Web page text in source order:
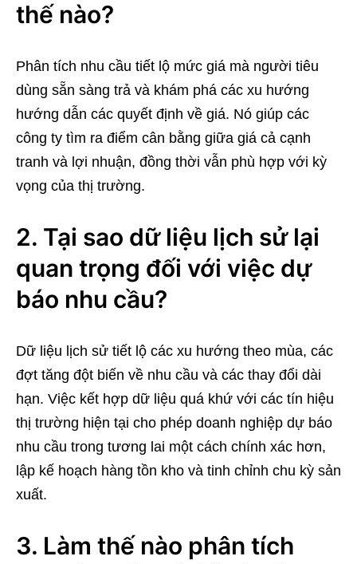
thế nào?
Phân tích nhu cầu tiết lộ mức giá mà người tiêu
dùng sẵn sàng trả và khám phá các xu hướng
hướng dẫn các quyết định về giá. Nó giúp các
công ty tìm ra điểm cân bằng giữa giá cả cạnh
tranh và lợi nhuận, đồng thời vẫn phù hợp với kỳ
vọng của thị trường.
2. Tại sao dữ liệu lịch sử lại
quan trọng đối với việc dự
báo nhu cầu?
Dữ liệu lịch sử tiết lộ các xu hướng theo mùa, các
đợt tăng đột biến về nhu cầu và các thay đổi dài
hạn. Việc kết hợp dữ liệu quá khứ với các tín hiệu
thị trường hiện tại cho phép doanh nghiệp dự báo
nhu cầu trong tương lai một cách chính xác hơn,
lập kế hoạch hàng tồn kho và tinh chỉnh chu kỳ sản
xuất.
3. Làm thế nào phân tích